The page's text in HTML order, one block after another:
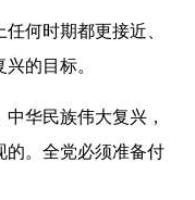
何时期都更接近、
的目标。
华民族伟大复兴，
。全党必须准备付